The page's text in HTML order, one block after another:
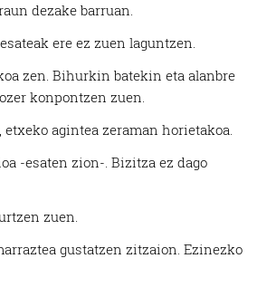
dezake barruan.
ere ez zuen laguntzen.
zen. Bihurkin batekin eta alanbre
konpontzen zuen.
etxeko agintea zeraman horietakoa.
-esaten zion-. Bizitza ez dago
zuen.
gustatzen zitzaion. Ezinezko